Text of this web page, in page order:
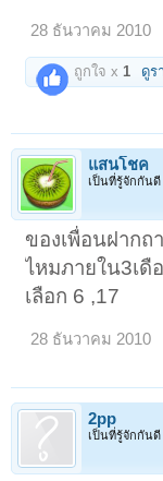
28 ธันวาคม 2010
ถูกใจ x 1 ดูร
แสนโชค
เป็นที่รู้จักกันดี
ของเพื่อนฝากถ
ไหมภายใน3เดื
เลือก 6 ,17
28 ธันวาคม 2010
2pp
เป็นที่รู้จักกันดี